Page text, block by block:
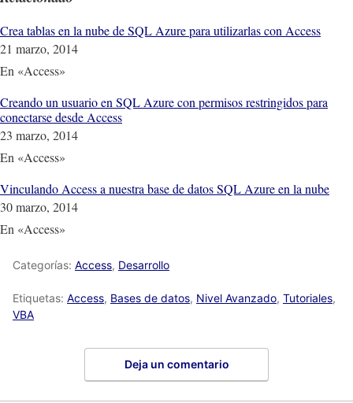
Crea tablas en la nube de SQL Azure para utilizarlas con Access
21 marzo, 2014
En «Access»
Creando un usuario en SQL Azure con permisos restringidos para
conectarse desde Access
23 marzo, 2014
En «Access»
Vinculando Access a nuestra base de datos SQL Azure en la nube
30 marzo, 2014
En «Access»
Categorías: Access, Desarrollo
Etiquetas: Access, Bases de datos, Nivel Avanzado, Tutoriales,
VBA
Deja un comentario